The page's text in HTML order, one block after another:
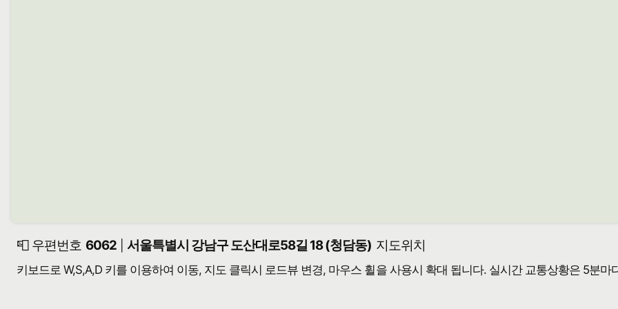
📮 우편번호 6062 서울특별시 강남구 도산대로58길 18 (청담동) 지도위치
키보드로 W,S,A,D 키를 이용하여 이동, 지도 클릭시 로드뷰 변경, 마우스 휠을 사용시 확대 됩니다. 실시간 교통상황은 5분마